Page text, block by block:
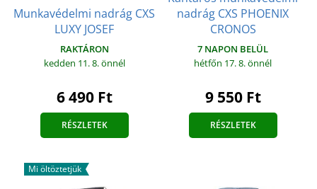
Munkavédelmi nadrág CXS
LUXY JOSEF
RAKTÁRON
kedden 11. 8.önnél
6 490 Ft
RÉSZLETEK
nadrág CXS PHOENIX
CRONOS
7 NAPON BELÜL
hétfőn 17. 8.önnél
9 550 Ft
RÉSZLETEK
Mi öltöztetjük